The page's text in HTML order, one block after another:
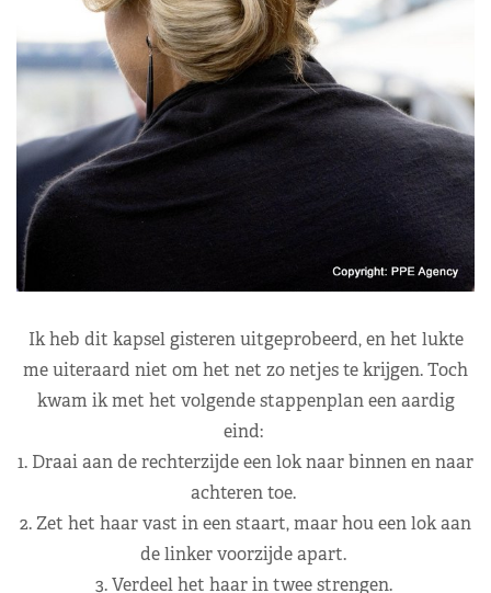
Ik heb dit kapsel gisteren uitgeprobeerd, en het lukte
me uiteraard niet om het net zo netjes te krijgen. Toch
kwam ik met het volgende stappenplan een aardig
eind:
1. Draai aan de rechterzijde een lok naar binnen en naar
achteren toe.
2. Zet het haar vast in een staart, maar hou een lok aan
de linker voorzijde apart.
3. Verdeel het haar in twee strengen.